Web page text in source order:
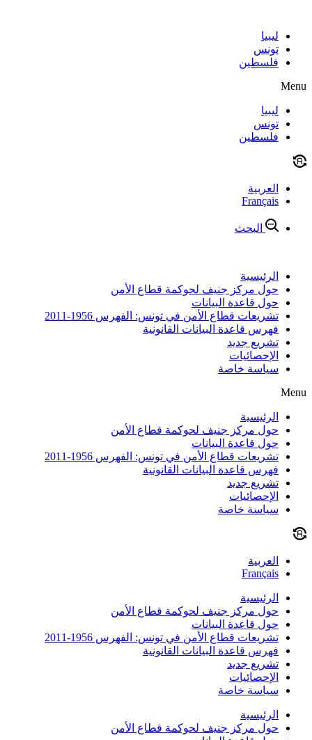
contentليبيا
تونس
فلسطين
Menu
ليبيا
تونس
فلسطين
العربية
Français
البحث
الرئيسية
حول مركز جنيف لحوكمة قطاع الأمن
حول قاعدة البيانات
تشريعات قطاع الأمن في تونس: الفهرس 1956-2011
فهرس قاعدة البيانات القانونية
تشريع جديد
الإحصائيات
سياسة خاصة
Menu
الرئيسية
حول مركز جنيف لحوكمة قطاع الأمن
حول قاعدة البيانات
تشريعات قطاع الأمن في تونس: الفهرس 1956-2011
فهرس قاعدة البيانات القانونية
تشريع جديد
الإحصائيات
سياسة خاصة
العربية
Français
الرئيسية
حول مركز جنيف لحوكمة قطاع الأمن
حول قاعدة البيانات
تشريعات قطاع الأمن في تونس: الفهرس 1956-2011
فهرس قاعدة البيانات القانونية
تشريع جديد
الإحصائيات
سياسة خاصة
الرئيسية
حول مركز جنيف لحوكمة قطاع الأمن